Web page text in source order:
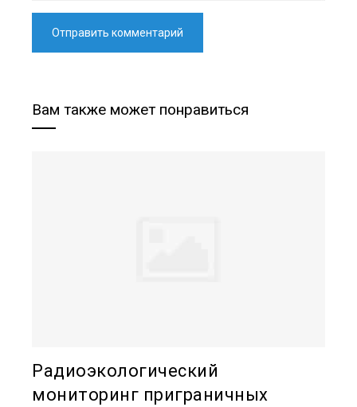
Вам также может понравиться
Радиоэкологический
мониторинг приграничных